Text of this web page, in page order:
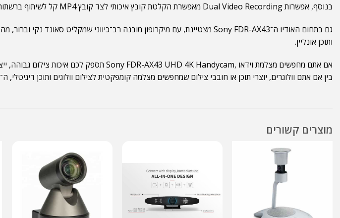
בנוסף, אפשרות Dual Video Recording מאפשרת הקלטת קובץ איכותי לצד קובץ MP4 קל לשיתוף ברשתות החברתיות – פתרון מושלם עבור יוצרי תוכן דיגיטלי.
ותוכן אונליין.
אם אתם מחפשים מצלמת וידאו ,Sony FDR-AX43 UHD 4K Handycam תספק לכם איכות צילום גבוהה, ייצוב תמונה מהמתקדמים בשוק, נוחות שימוש ופונקציות חכמות .
בין אם אתם וולוגרים, יוצרי תוכן או חובבי צילום שמחפשים מצלמה קומפקטית לצילום וולוגים ותוכן דיגיטלי, ה־AX43 היא בחירה מנצחת שמשלבת ביצועים מקצועיים במבנה נייד וידידותי.
מוצרים קשורים